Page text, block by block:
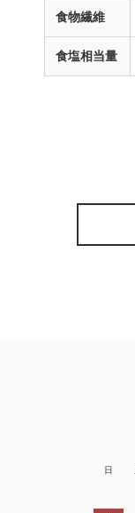
食物繊維
食塩相当量
日